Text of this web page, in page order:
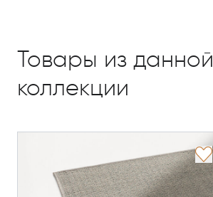
Товары из данной
коллекции